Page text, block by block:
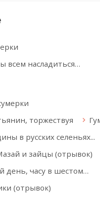
всем насладиться…
торжествуя
в русских селеньях...
и зайцы (отрывок)
день, часу в шестом…
(отрывок)